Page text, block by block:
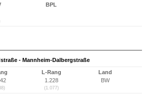
BPL
- Mannheim-Dalbergstraße
L-Rang
1.228
(1.077)
Land
BW